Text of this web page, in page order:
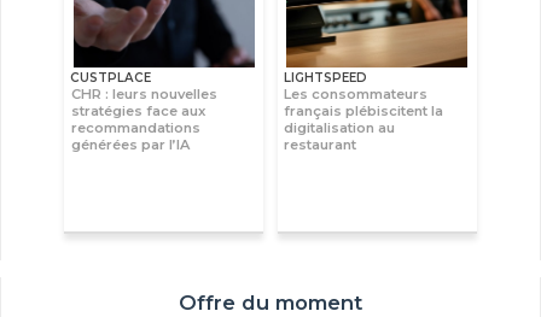
CUSTPLACE
CHR : leurs nouvelles
stratégies face aux
recommandations
générées par l’IA
LIGHTSPEED
Les consommateurs
français plébiscitent la
digitalisation au
restaurant
Offre du moment